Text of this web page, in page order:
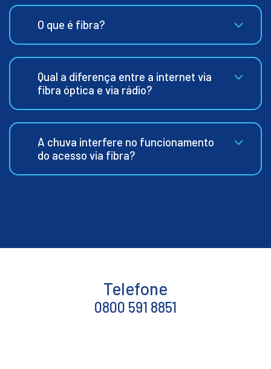
O que é fibra?
Qual a diferença entre a internet via
fibra óptica e via rádio?
A chuva interfere no funcionamento
do acesso via fibra?
Telefone
0800 591 8851